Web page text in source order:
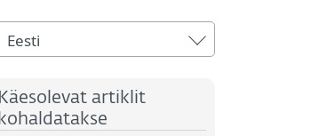
Eesti
Käesolevat artiklit
kohaldatakse